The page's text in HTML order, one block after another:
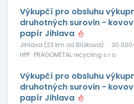
Výkupčí pro obsluhu
druhotných surovin -
papír Jihlava
Jihlava (23 km od Blízkova) · 30
HPP · PRAGOMETAL recycling s.r.o.
Výkupčí pro obsluhu
druhotných surovin -
papír Jihlava